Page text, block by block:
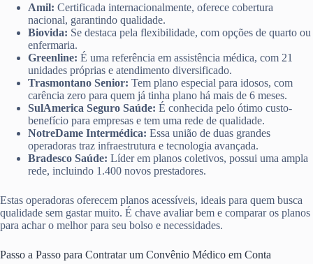
Amil: Certificada internacionalmente, oferece cobertura
nacional, garantindo qualidade.
Biovida: Se destaca pela flexibilidade, com opções de quarto ou
enfermaria.
Greenline: É uma referência em assistência médica, com 21
unidades próprias e atendimento diversificado.
Trasmontano Senior: Tem plano especial para idosos, com
carência zero para quem já tinha plano há mais de 6 meses.
SulAmerica Seguro Saúde: É conhecida pelo ótimo custo-
benefício para empresas e tem uma rede de qualidade.
NotreDame Intermédica: Essa união de duas grandes
operadoras traz infraestrutura e tecnologia avançada.
Bradesco Saúde: Líder em planos coletivos, possui uma ampla
rede, incluindo 1.400 novos prestadores.
Estas operadoras oferecem planos acessíveis, ideais para quem busca
qualidade sem gastar muito. É chave avaliar bem e comparar os planos
para achar o melhor para seu bolso e necessidades.
Passo a Passo para Contratar um Convênio Médico em Conta